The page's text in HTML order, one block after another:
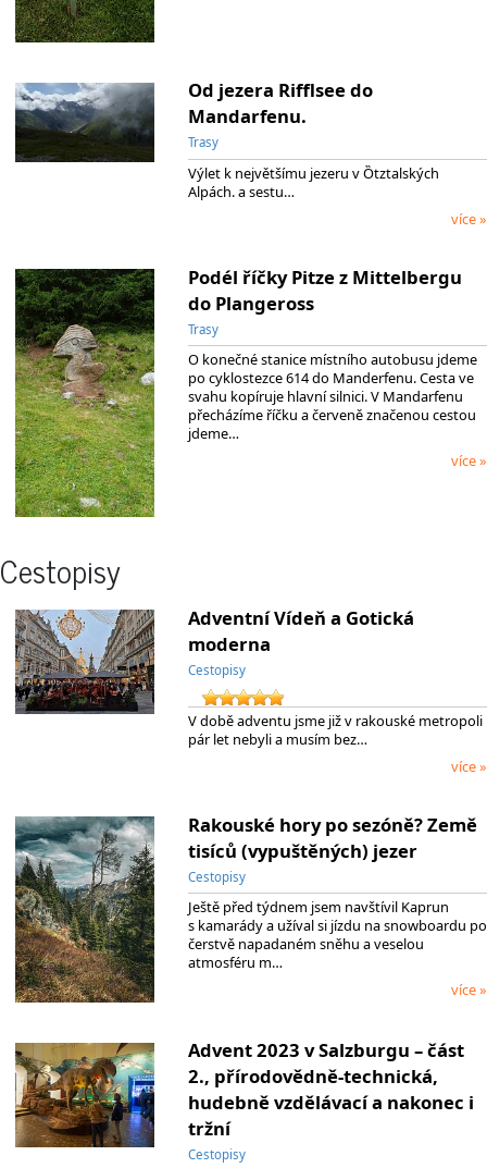
Od jezera Rifflsee do
Mandarfenu.
Trasy
Výlet k největšímu jezeru v Ȍtztalských
Alpách. a sestu…
více »
Podél říčky Pitze z Mittelbergu
do Plangeross
Trasy
O konečné stanice místního autobusu jdeme
po cyklostezce 614 do Manderfenu. Cesta ve
svahu kopíruje hlavní silnici. V Mandarfenu
přecházíme říčku a červeně značenou cestou
jdeme…
více »
Cestopisy
Adventní Vídeň a Gotická
moderna
Cestopisy
V době adventu jsme již v rakouské metropoli
pár let nebyli a musím bez…
více »
Rakouské hory po sezóně? Země
tisíců (vypuštěných) jezer
Cestopisy
Ještě před týdnem jsem navštívil Kaprun
s kamarády a užíval si jízdu na snowboardu po
čerstvě napadaném sněhu a veselou
atmosféru m…
více »
Advent 2023 v Salzburgu – část
2., přírodovědně-technická,
hudebně vzdělávací a nakonec i
tržní
Cestopisy